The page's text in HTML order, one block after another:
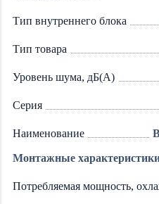
Тип внутреннего блока
Тип товара
Уровень шума, дБ(А)
Серия
Наименование
Монтажные
Потребляемая мощность,